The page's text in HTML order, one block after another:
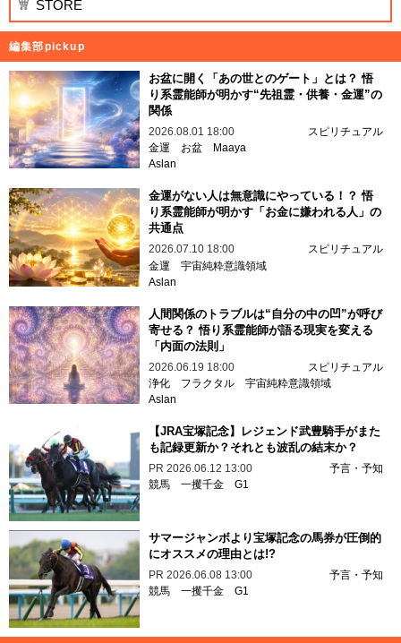
STORE
編集部pickup
お盆に開く「あの世とのゲート」とは？ 悟
り系霊能師が明かす“先祖霊・供養・金運”の
関係
2026.08.01 18:00
スピリチュアル
金運
お盆
Maaya
Aslan
金運がない人は無意識にやっている！？ 悟
り系霊能師が明かす「お金に嫌われる人」の
共通点
2026.07.10 18:00
スピリチュアル
金運 宇宙純粋意識領域
Aslan
人間関係のトラブルは“自分の中の凹”が呼び
寄せる？ 悟り系霊能師が語る現実を変える
「内面の法則」
2026.06.19 18:00
スピリチュアル
浄化
フラクタル 宇宙純粋意識領域
Aslan
【JRA宝塚記念】レジェンド武豊騎手がまた
も記録更新か？それとも波乱の結末か？
PR 2026.06.12 13:00
予言・予知
競馬 一攫千金 G1
サマージャンボより宝塚記念の馬券が圧倒的
にオススメの理由とは!?
PR 2026.06.08 13:00
予言・予知
競馬 一攫千金 G1